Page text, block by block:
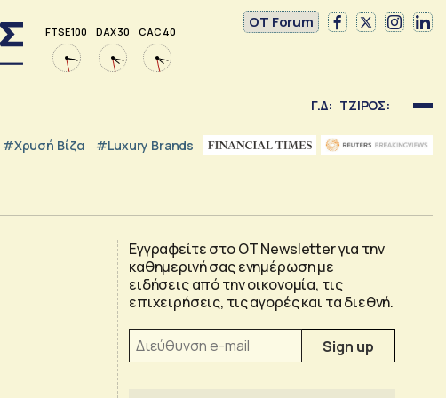
FTSE 100 DAX 30 CAC 40
OT Forum
Γ.Δ: ΤΖΙΡΟΣ:
#Χρυσή Βίζα #luxury Brands
Εγγραφείτε στο OT Newsletter για την
καθημερινή σας ενημέρωση με
ειδήσεις από την οικονομία, τις
επιχειρήσεις, τις αγορές και τα διεθνή.